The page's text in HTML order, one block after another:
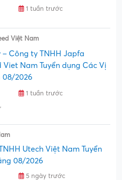
1 tuần trước
Việt Nam
– Công ty TNHH Japfa
Viet Nam Tuyển dụng Các Vị
08/2026
1 tuần trước
Utech Việt Nam Tuyển
08/2026
5 ngày trước